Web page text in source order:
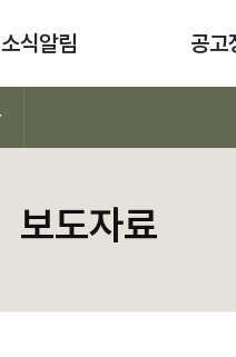
소식알림 공고
보도자료